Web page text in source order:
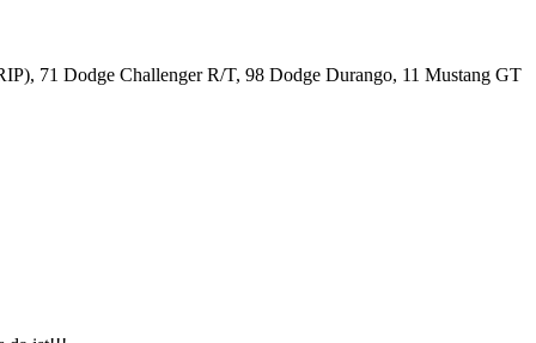
71 Dodge Challenger R/T, 98 Dodge Durango, 11 Mustang GT